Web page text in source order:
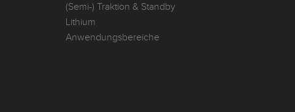
(Semi-) Traktion & Standby
Lithium
Anwendungsbereiche